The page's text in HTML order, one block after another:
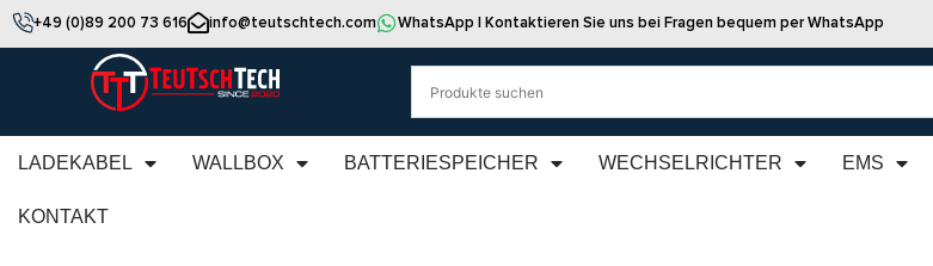
+49 (0)89 200 73 616 info@teutschtech.com WhatsApp | Kontaktieren Sie uns bei Fragen bequem per WhatsApp
LADEKABEL WALLBOX BATTERIESPEICHER WECHSELRICHTER EMS
KONTAKT